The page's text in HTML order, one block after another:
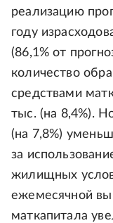
реализацию
году
(86,1% от
количество
средствами
тыс. (на 8,4%).
(на 7,8%)
за
жилищных
ежемесячной
маткапитала